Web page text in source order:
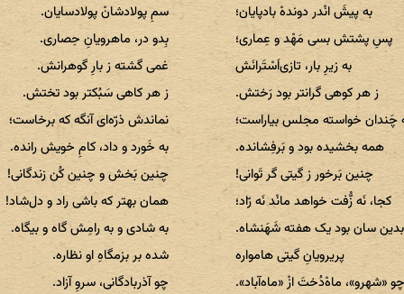
به پیشَ انْدر دوندهْ بادپایان؛
سمِ پولادشانْ پولادسایان.
پسِ پشتش بسی مَهْد و عِماری؛
بِدو در، ماهرویانِ حِصاری.
به زیرِ بار، تازی‌‌اَسْتَرانَش
غمی گشته ز بارِ گوهرانش.
ز هر کوهی گرانتر بود رَختش.
ز هر کاهی سَبُکتر بود تختش.
چَندان خواسته مجلس بیاراست؛
نماندش ذرّه‌ای آنگه که برخاست؛
همه بخشیده بود و بَرفِشانده.
به خَورد و داد، کامِ خویش رانده.
چنین بَرخور ز گیتی گر تَوانی!
چنین بَخش و چنین کُن زندگانی!
کجا، نَه زُّفت خواهد مانْد نَه رّاد؛
همان بهتر که باشی راد و دل‌شاد!
بدین سان بود یک هفته شَهَنشاه.
به شادی و به رامِش گاه و بیگاه.
پریرویانِ گیتی هامواره
شده بر بزمگاهِ او نظاره.
«شهرو»، ماه‌ْدُختَ ازْ «ماه‌آباد».
چو آذربادگانی، سروِ آزاد.